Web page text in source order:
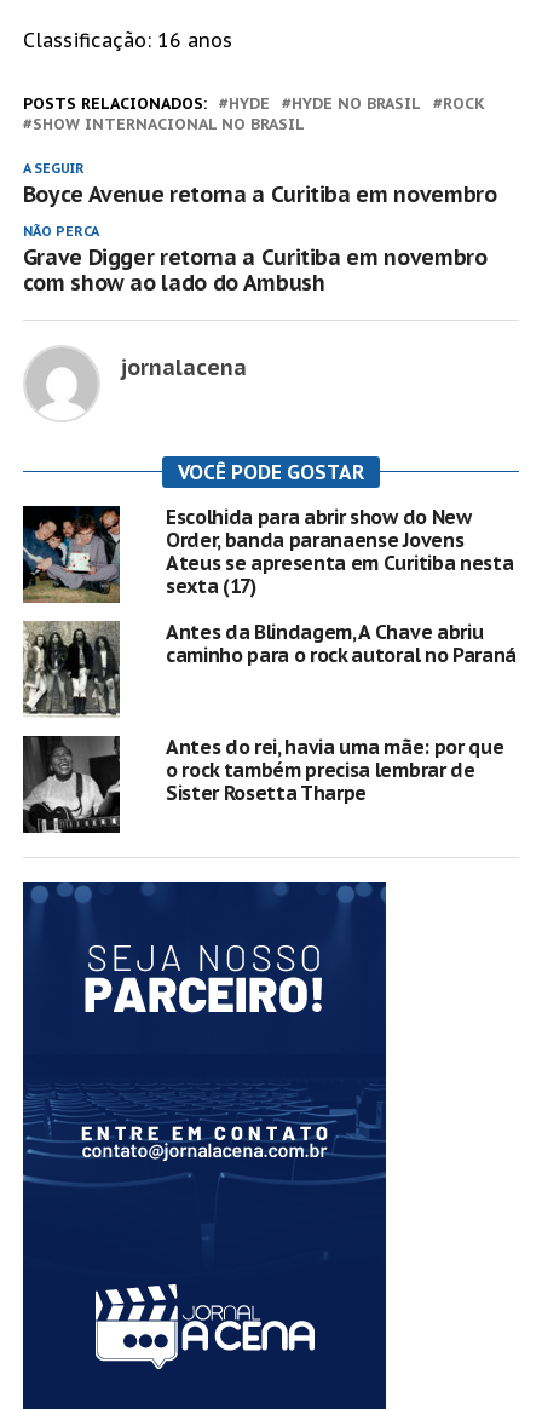
Classificação: 16 anos
POSTS RELACIONADOS: HYDE HYDE NO BRASIL
ROCK
SHOW INTERNACIONAL NO BRASIL
A SEGUIR
Boyce Avenue retorna a Curitiba em novembro
NÃO PERCA
Grave Digger retorna a Curitiba em novembro
com show ao lado do Ambush
jornalacena
VOCÊ PODE GOSTAR
Escolhida para abrir show do New
Order, banda paranaense Jovens
Ateus se apresenta em Curitiba nesta
sexta (17)
Antes da Blindagem, A Chave abriu
caminho para o rock autoral no Paraná
Antes do rei, havia uma mãe: por que
o rock também precisa lembrar de
Sister Rosetta Tharpe